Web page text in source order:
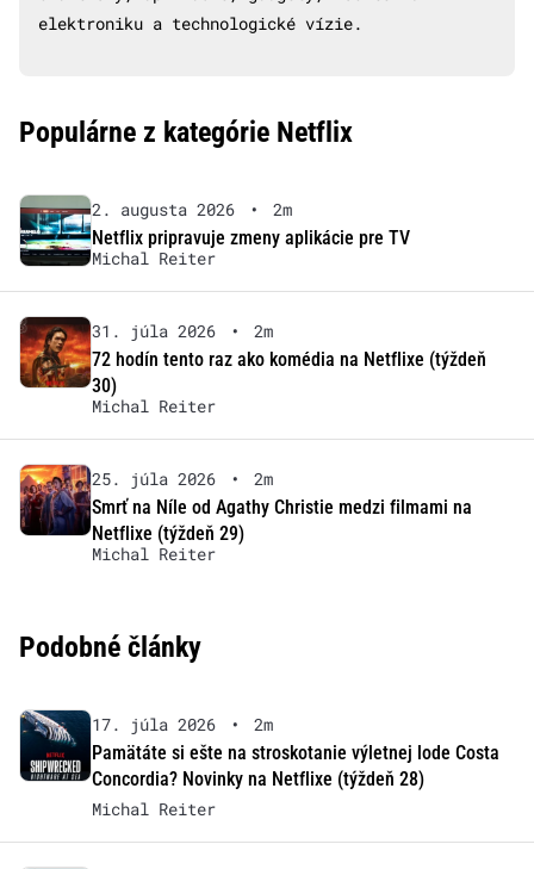
elektroniku a technologické vízie.
Populárne z kategórie Netflix
2. augusta 2026 •
2m
Netflix pripravuje zmeny aplikácie pre TV
Michal Reiter
31. júla 2026 •
2m
72 hodín tento raz ako komédia na Netflixe (týždeň
30)
Michal Reiter
25. júla 2026 •
2m
Smrť na Níle od Agathy Christie medzi filmami na
Netflixe (týždeň 29)
Michal Reiter
Podobné články
17. júla 2026 •
2m
Pamätáte si ešte na stroskotanie výletnej lode Costa
Concordia? Novinky na Netflixe (týždeň 28)
Michal Reiter